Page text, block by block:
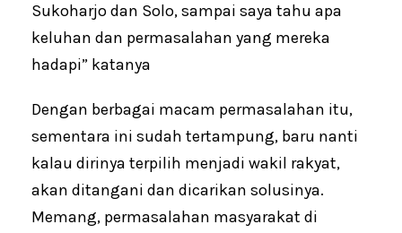
Sukoharjo dan Solo, sampai saya tahu apa
keluhan dan permasalahan yang mereka
hadapi” katanya
Dengan berbagai macam permasalahan itu,
sementara ini sudah tertampung, baru nanti
kalau dirinya terpilih menjadi wakil rakyat,
akan ditangani dan dicarikan solusinya.
Memang, permasalahan masyarakat di